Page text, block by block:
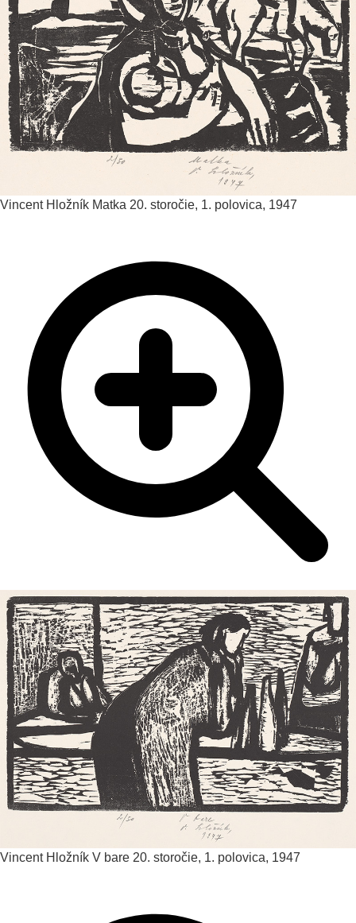
Vincent Hložník Matka 20. storočie, 1. polovica, 1947
Vincent Hložník V bare 20. storočie, 1. polovica, 1947